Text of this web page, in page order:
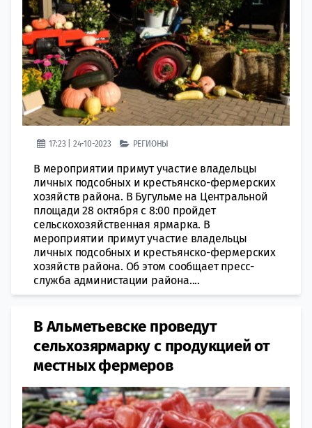
17:23 | 24-10-2023 РЕГИОНЫ
В мероприятии примут участие владельцы
личных подсобных и крестьянско-фермерских
хозяйств района. В Бугульме на Центральной
площади 28 октября с 8:00 пройдет
сельскохозяйственная ярмарка. В
мероприятии примут участие владельцы
личных подсобных и крестьянско-фермерских
хозяйств района. Об этом сообщает пресс-
служба администации района....
В Альметьевске проведут
сельхозярмарку с продукцией от
местных фермеров